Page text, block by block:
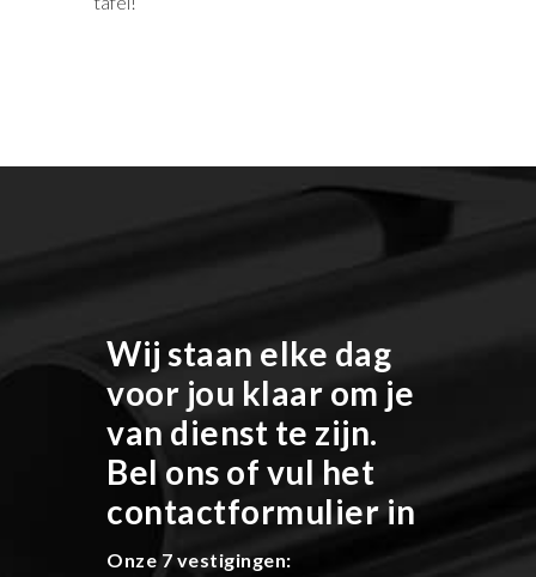
Wij staan elke dag
voor jou klaar om je
van dienst te zijn.
Bel ons of vul het
contactformulier in
Onze 7 vestigingen: